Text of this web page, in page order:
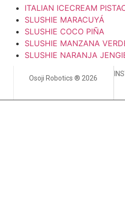
ITALIAN ICECREAM
SLUSHIE MARACUYÁ
SLUSHIE COCO PIÑA
SLUSHIE MANZANA
SLUSHIE NARANJA
Osoji Robotics ® 2026